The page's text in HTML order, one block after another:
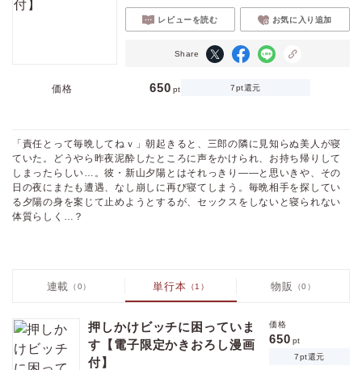
レビューを読む お気に入り追加
Share
価格 650 pt 7pt還元
「責任とって毎晩してねｖ」朝起きると、三郎の隣に見知らぬ美人が寝
ていた。どうやら昨夜泥酔したところに声をかけられ、お持ち帰りして
しまったらしい…。彼・新山夕陽とはそれっきり――と思いきや、その
日の夜にまたも遭遇、なし崩しに再び寝てしまう。毎晩相手を探してい
る夕陽の身を案じて止めようとするが、セックスをしないと寝られない
体質らしく…？
連載 （0） 単行本 （1） 物販 （0）
押しかけビッチに困っていま
す【電子限定かきおろし漫画
付】
価格
650 pt
7pt還元